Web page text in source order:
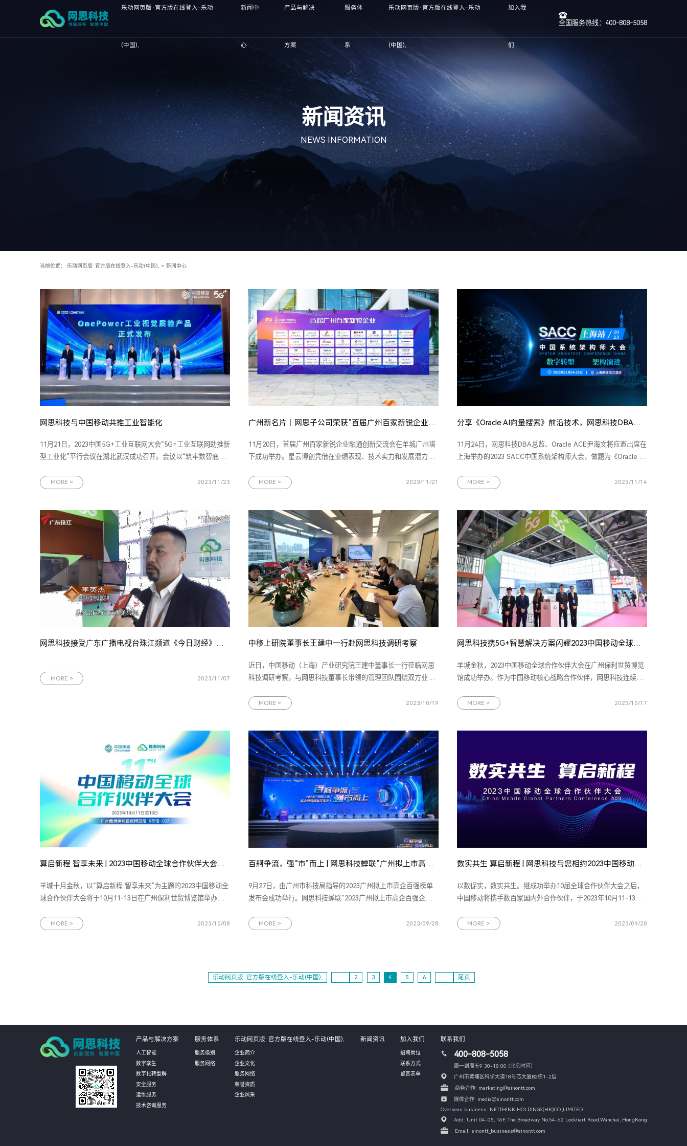
乐动网页版·官方版在线登入-乐动
(中国),
新闻中
心
产品与解决
方案
服务体
系
乐动网页版·官方版在线登入-乐动
(中国),
加入我
们
全国服务热线：400-808-5058
新闻资讯
NEWS INFORMATION
当前位置： 乐动网页版·官方版在线登入-乐动(中国), > 新闻中心
网思科技与中国移动共推工业智能化
11月21日，2023中国5G+工业互联网大会“5G+工业互联网助推新
型工业化”平行会议在湖北武汉成功召开。会议以“筑牢数智底
会、工业和信息化部主办，中国移动通信集团有限公司承办。网
MORE > 2023/11/23
广州新名片｜网思子公司荣获“首届广州百家新锐企业”称号
11月20日，首届广州百家新锐企业融通创新交流会在羊城广州塔
下成功举办。星云博创凭借在业绩表现、技术实力和发展潜力等
百家新锐企业”称号。作为网思科技集团旗下聚焦信息安全赛道的
MORE > 2023/11/21
分享《Oracle AI向量搜索》前沿技术，网思科技DBA总监尹海文将出席SACC大会！
11月24日，网思科技DBA总监、Oracle ACE尹海文将应邀出席在
上海举办的2023 SACC中国系统架构师大会，做题为《Oracle AI
论。（一）大会信息：2023 SACC中国系统架构师大会是由
MORE > 2023/11/14
网思科技接受广东广播电视台珠江频道《今日财经》栏目采访，谈企业从产品向解决方案转型背后的战略考量
MORE > 2023/11/07
中移上研院董事长王建中一行赴网思科技调研考察
近日，中国移动（上海）产业研究院王建中董事长一行莅临网思
科技调研考察，与网思科技董事长带领的管理团队围绕双方业务
导此次调研考察，不仅进一步加强了双方的了解和信任，巩固现
MORE > 2023/10/19
网思科技携5G+智慧解决方案闪耀2023中国移动全球合作伙伴大会
羊城金秋，2023中国移动全球合作伙伴大会在广州保利世贸博览
馆成功举办。作为中国移动核心战略合作伙伴，网思科技连续五
提供一个近距离体验5G+行业场景应用生态的机会。图为网思科
MORE > 2023/10/17
算启新程 智享未来 | 2023中国移动全球合作伙伴大会即将开幕
羊城十月金秋，以“算启新程 智享未来”为主题的2023中国移动全
球合作伙伴大会将于10月11-13日在广州保利世贸博览馆举办。
聚了磅礴创新力量，加速了信息产业的演进升级，本届大会中国
MORE > 2023/10/08
百舸争流，强“市”而上 | 网思科技蝉联“广州拟上市高企百强企业”殊荣
9月27日，由广州市科技局指导的2023广州拟上市高企百强榜单
发布会成功举行。网思科技蝉联“2023广州拟上市高企百强企业”
署投资协议。图为2023广州拟上市高企百强榜单发布会现场作为
MORE > 2023/09/28
数实共生 算启新程 | 网思科技与您相约2023中国移动全球合作伙伴大会
以数促实，数实共生。继成功举办10届全球合作伙伴大会之后，
中国移动将携手数百家国内外合作伙伴，于2023年10月11-13日
会。作为中国移动的重要合作伙伴，网思科技再次应邀参与中国
MORE > 2023/09/20
乐动网页版·官方版在线登入-乐动(中国), ··· 2 3 4 5 6 ··· 尾页
产品与解决方案
人工智能
数字孪生
数字化转型解
安全服务
运维服务
技术咨询服务
服务体系
服务级别
服务网络
乐动网页版·官方版在线登入-乐动(中国),
企业简介
企业文化
服务网络
荣誉资质
企业风采
新闻资讯 加入我们
招聘岗位
联系方式
留言表单
联系我们
400-808-5058
周一到周五9:30-18:00 (北京时间）
广州市黄埔区科学大道18号芯大厦B2栋1-2层
商务合作: marketing@sinontt.com
媒体合作: media@sinontt.com
Overseas business: NETTHINK HOLDINGS(HK)CO.,LIMITED
Add: Unit 04-05, 16F, The Broadway No.54-62 Lockhart Road, Wanchai, HongKong
Email: sinontt_business@sinontt.com